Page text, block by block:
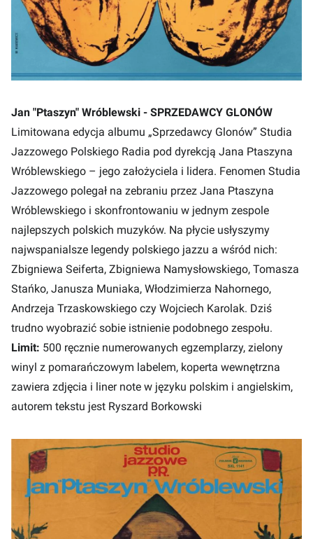
Jan "Ptaszyn" Wróblewski - SPRZEDAWCY GLONÓW
Limitowana edycja albumu „Sprzedawcy Glonów” Studia
Jazzowego Polskiego Radia pod dyrekcją Jana Ptaszyna
Wróblewskiego – jego założyciela i lidera. Fenomen Studia
Jazzowego polegał na zebraniu przez Jana Ptaszyna
Wróblewskiego i skonfrontowaniu w jednym zespole
najlepszych polskich muzyków. Na płycie usłyszymy
najwspanialsze legendy polskiego jazzu a wśród nich:
Zbigniewa Seiferta, Zbigniewa Namysłowskiego, Tomasza
Stańko, Janusza Muniaka, Włodzimierza Nahornego,
Andrzeja Trzaskowskiego czy Wojciech Karolak. Dziś
trudno wyobrazić sobie istnienie podobnego zespołu.
Limit: 500 ręcznie numerowanych egzemplarzy, zielony
winyl z pomarańczowym labelem, koperta wewnętrzna
zawiera zdjęcia i liner note w języku polskim i angielskim,
autorem tekstu jest Ryszard Borkowski